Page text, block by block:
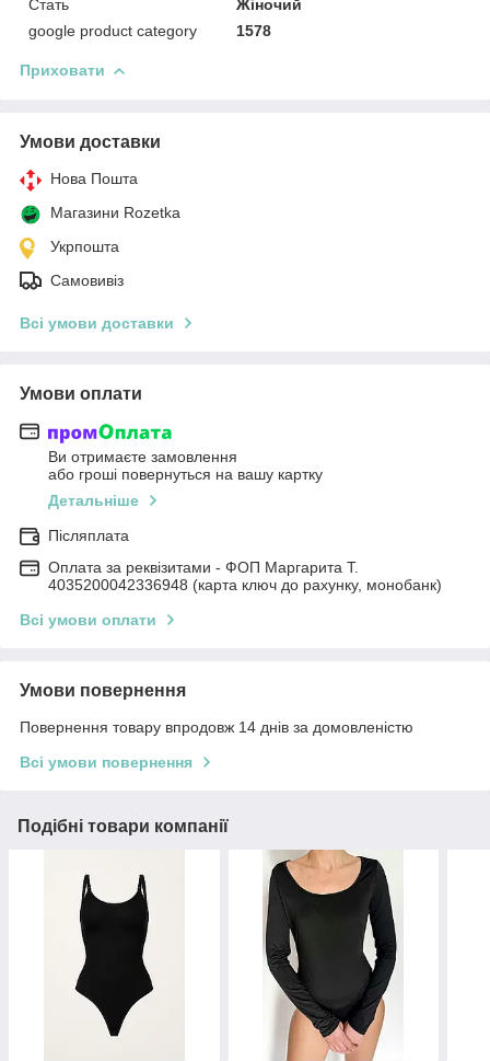
Стать
Жіночий
google product category
1578
Приховати
Умови доставки
Нова Пошта
Магазини Rozetka
Укрпошта
Самовивіз
Всі умови доставки
Умови оплати
Ви отримаєте замовлення
або гроші повернуться на вашу картку
Детальніше
Післяплата
Оплата за реквізитами - ФОП Маргарита Т.
4035200042336948 (карта ключ до рахунку, монобанк)
Всі умови оплати
Умови повернення
Повернення товару впродовж 14 днів за домовленістю
Всі умови повернення
Подібні товари компанії